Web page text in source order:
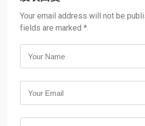
Your email address will not be
fields are marked *.